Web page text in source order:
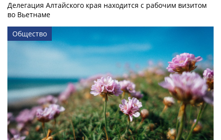
Делегация Алтайского края находится с рабочим визитом
во Вьетнаме
Общество